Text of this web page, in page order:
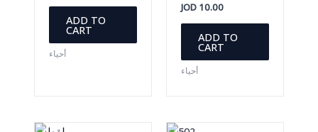
ADD TO
CART
أحياء
JOD 10.00
ADD TO
CART
أحياء